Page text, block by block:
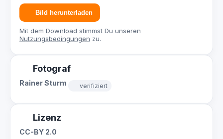
Bild herunterladen
Mit dem Download stimmst Du unseren
Nutzungsbedingungen zu.
Fotograf
Rainer Sturm verifiziert
Lizenz
CC-BY 2.0